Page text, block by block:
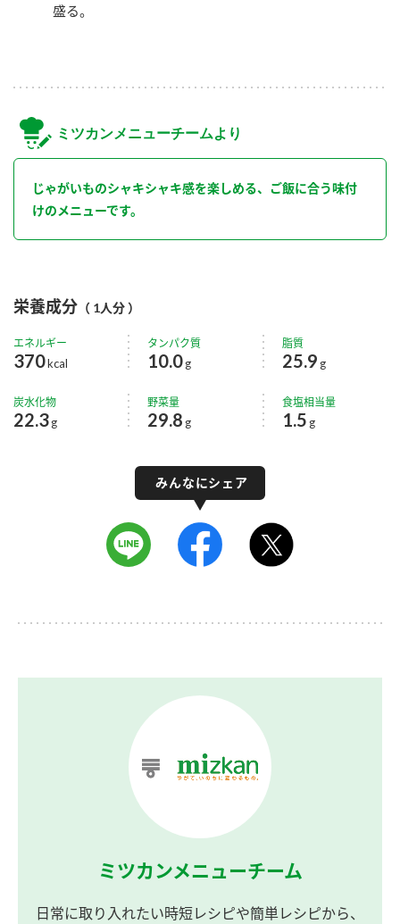
盛る。
ミツカンメニューチームより
じゃがいものシャキシャキ感を楽しめる、ご飯に合う味付
けのメニューです。
栄養成分 （ 1人分 ）
エネルギー
370kcal
タンパク質
10.0g
脂質
25.9 g
炭水化物
22.3g
野菜量
29.8 g
食塩相当量
1.5 g
ミツカンメニューチーム
日常に取り入れたい時短レシピや簡単レシピから、